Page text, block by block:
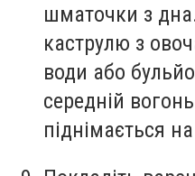
шматочки з
каструлю з
води або
середній
піднімається